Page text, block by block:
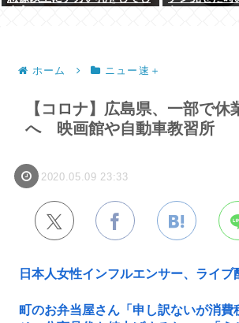
ホーム ニュー速＋
【コロナ】広島県、一部で休
へ 映画館や自動車教習所
2020.05.09 23:33
日本人女性インフルエンサー、ライブ
町のお弁当屋さん「申し訳ないが消費